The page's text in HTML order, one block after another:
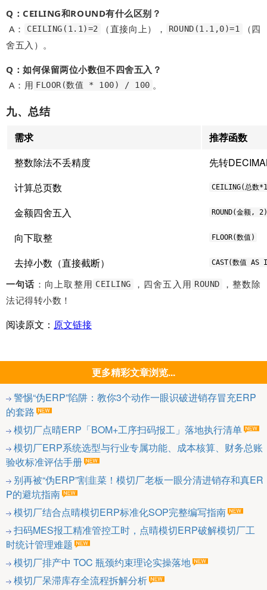
Q：CEILING和ROUND有什么区别？
A：
CEILING(1.1)=2 （直接向上）， ROUND(1.1,0)=1
（四
舍五入）。
Q：如何保留两位小数但不四舍五入？
A：用 FLOOR(数值 * 100) / 100 。
九、总结
需求
推荐函数
整数除法不丢精度
先转
计算总页数
CEILING(总数
金额四舍五入 ROUND(金额, 2)
向下取整 FLOOR(数值)
去掉小数（直接截断） CAST(数值 AS
一句话 ：向上取整用 CEILING ，四舍五入用 ROUND
，整数除
法记得转小数！
阅读原文： 原文链接
更多精彩文章浏览...
警惕“伪ERP”陷阱：教你3个动作一眼识破进销存冒充ERP
的套路
模切厂点晴ERP「BOM+工序扫码报工」落地执行清单
模切厂ERP系统选型与行业专属功能、成本核算、财务总账
验收标准评估手册
别再被“伪ERP”割韭菜！模切厂老板一眼分清进销存和真ER
P的避坑指南
模切厂结合点晴模切ERP标准化SOP完整编写指南
扫码MES报工精准管控工时，点晴模切ERP破解模切厂工
时统计管理难题
模切厂排产中 TOC 瓶颈约束理论实操落地
模切厂呆滞库存全流程拆解分析